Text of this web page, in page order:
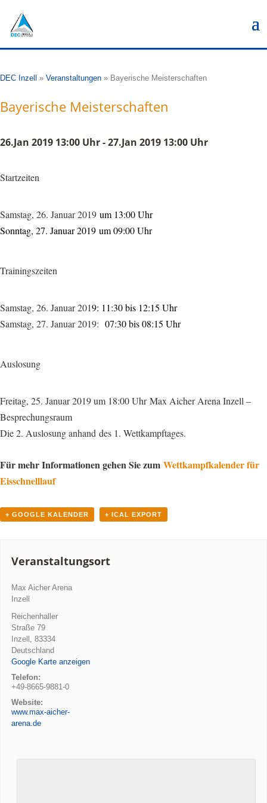
DEC Inzell » Veranstaltungen » Bayerische Meisterschaften
Bayerische Meisterschaften
26.Jan 2019 13:00 Uhr - 27.Jan 2019 13:00 Uhr
Startzeiten
Samstag, 26. Januar 2019 um 13:00 Uhr
Sonntag, 27. Januar 2019 um 09:00 Uhr
Trainingszeiten
Samstag, 26. Januar 2019: 11:30 bis 12:15 Uhr
Samstag, 27. Januar 2019: 07:30 bis 08:15 Uhr
Auslosung
Freitag, 25. Januar 2019 um 18:00 Uhr Max Aicher Arena Inzell –
Besprechungsraum
Die 2. Auslosung anhand des 1. Wettkampftages.
Für mehr Informationen gehen Sie zum Wettkampfkalender für
Eisschnelllauf
+ GOOGLE KALENDER + ICAL EXPORT
Veranstaltungsort
Max Aicher Arena
Inzell
Reichenhaller
Straße 79
Inzell , 83334
Deutschland
Google Karte anzeigen
Telefon:
+49-8665-9881-0
Website:
www.max-aicher-
arena.de